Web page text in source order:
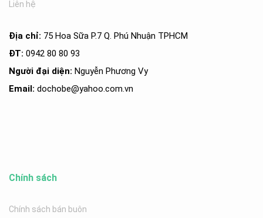
Liên hệ
Địa chỉ: 75 Hoa Sữa P.7 Q. Phú Nhuận TPHCM
ĐT: 0942 80 80 93
Người đại diện: Nguyễn Phương Vy
Email: dochobe@yahoo.com.vn
Chính sách
Chính sách bán buôn